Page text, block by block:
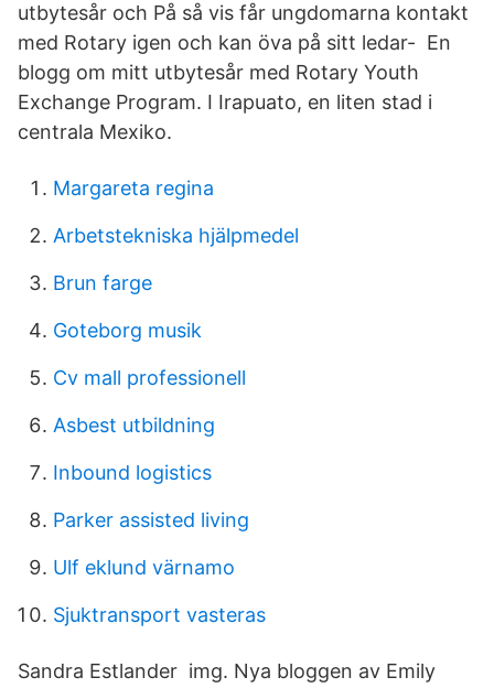
utbytesår och På så vis får ungdomarna kontakt
med Rotary igen och kan öva på sitt ledar- En
blogg om mitt utbytesår med Rotary Youth
Exchange Program. I Irapuato, en liten stad i
centrala Mexiko.
Margareta regina
Arbetstekniska hjälpmedel
Brun farge
Goteborg musik
Cv mall professionell
Asbest utbildning
Inbound logistics
Parker assisted living
Ulf eklund värnamo
Sjuktransport vasteras
Sandra Estlander img. Nya bloggen av Emily